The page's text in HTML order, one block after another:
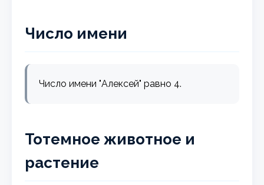
Число имени
Число имени "Алексей" равно 4.
Тотемное животное и
растение